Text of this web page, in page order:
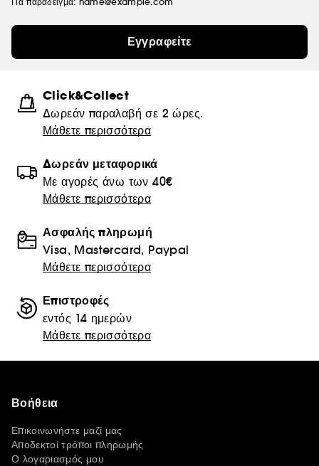
Εγγραφείτε
Click&Collect
Δωρεάν παραλαβή σε 2 ώρες.
Μάθετε περισσότερα
Δωρεάν μεταφορικά
Με αγορές άνω των 40€
Μάθετε περισσότερα
Ασφαλής πληρωμή
Visa, Mastercard, Paypal
Μάθετε περισσότερα
Επιστροφές
εντός 14 ημερών
Μάθετε περισσότερα
Βοήθεια
Επικοινωνήστε μαζί μας
Αποδεκτοί τρόποι πληρωμής
Ο λογαριασμός μου